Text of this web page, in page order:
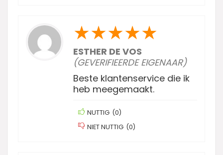
★★★★★
ESTHER DE VOS
(GEVERIFIEERDE EIGENAAR)
Beste klantenservice die ik
heb meegemaakt.
NUTTIG (0)
NIET NUTTIG (0)